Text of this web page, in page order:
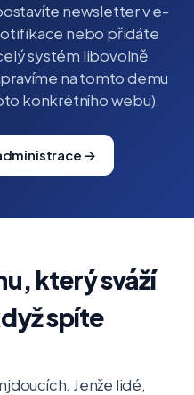
newsletter v e-
nebo přidáte
systém libovolně
na tomto demu
konkrétního webu).
→
který sváží
spíte
Jenže lidé,